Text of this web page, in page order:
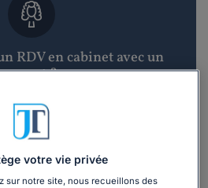
RDV en cabinet avec un
avocat ?
des devis d'avocats
votre vie privée
sur notre site, nous recueillons des